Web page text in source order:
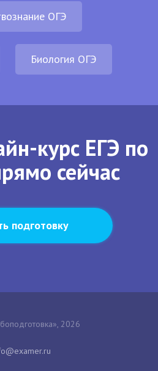
ОГЭ
Биология ОГЭ
курс ЕГЭ по
сейчас
подготовку
2026